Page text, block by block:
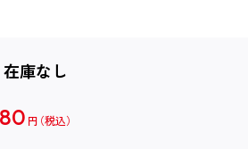
在庫なし
円